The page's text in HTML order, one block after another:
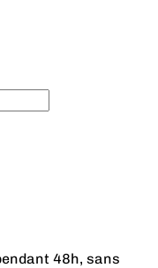
48h, sans